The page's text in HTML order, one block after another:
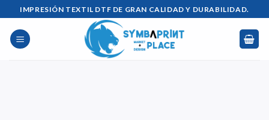
Saltar
al
contenido
IMPRESIÓN TEXTIL DTF DE GRAN CALIDAD Y DURABILIDAD.